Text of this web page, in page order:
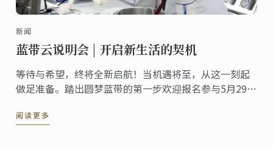
新闻
蓝带云说明会 | 开启新生活的契机
等待与希望，终将全新启航！当机遇将至，从这一刻起
做足准备。踏出圆梦蓝带的第一步欢迎报名参与5月29日
阅读更多